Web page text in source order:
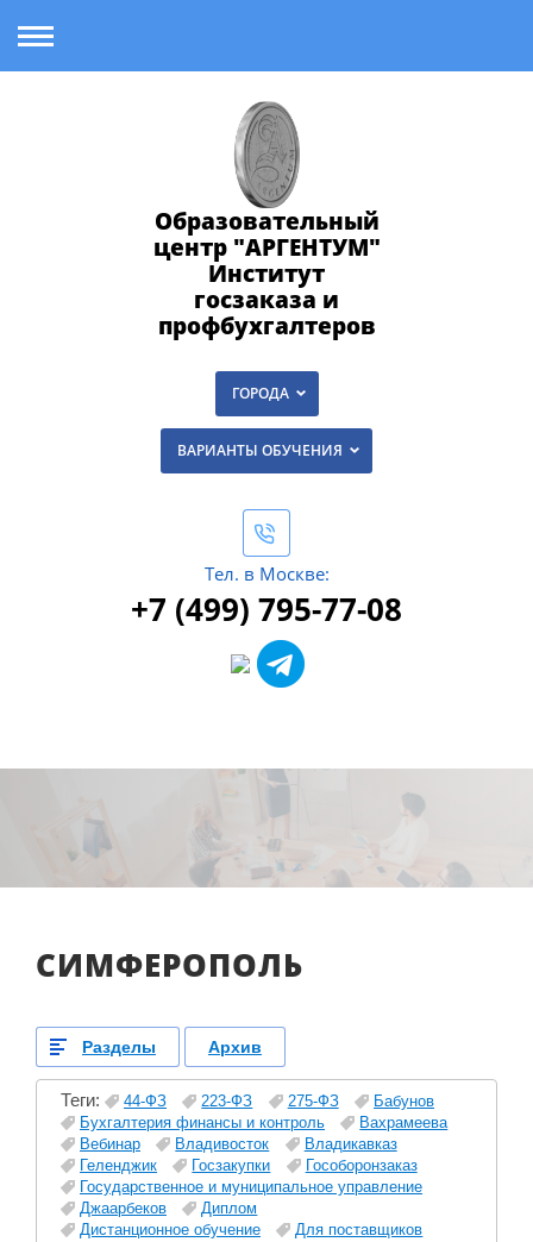
Образовательный
центр "АРГЕНТУМ"
Институт
госзаказа и
профбухгалтеров
ГОРОДА
ВАРИАНТЫ ОБУЧЕНИЯ
Тел. в Москве:
+7 (499) 795-77-08
СИМФЕРОПОЛЬ
Разделы Архив
Теги: 44-ФЗ 223-ФЗ 275-ФЗ
Бабунов
Бухгалтерия финансы и контроль
Вахрамеева
Вебинар
Владивосток
Владикавказ
Геленджик
Госзакупки
Гособоронзаказ
Государственное и муниципальное управление
Джаарбеков
Диплом
Дистанционное обучение
Для поставщиков